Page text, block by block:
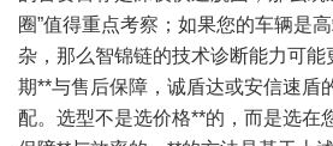
圈”值得重点考察；如果您的车辆是
杂，那么智锦链的技术诊断能力可能
期**与售后保障，诚盾达或安信速盾
配。选型不是选价格**的，而是选在